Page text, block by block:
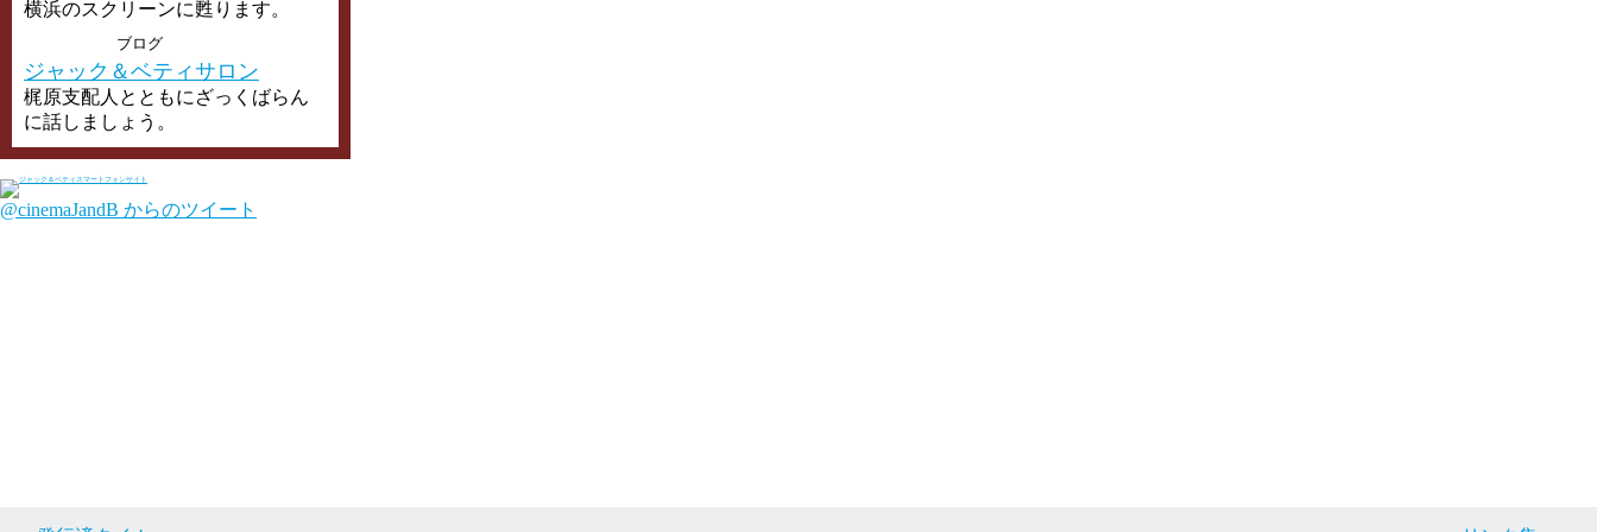
横浜のスクリーンに甦ります。
ブログ
ジャック＆ベティサロン
梶原支配人とともにざっくばらん
に話しましょう。
@cinemaJandB からのツイート